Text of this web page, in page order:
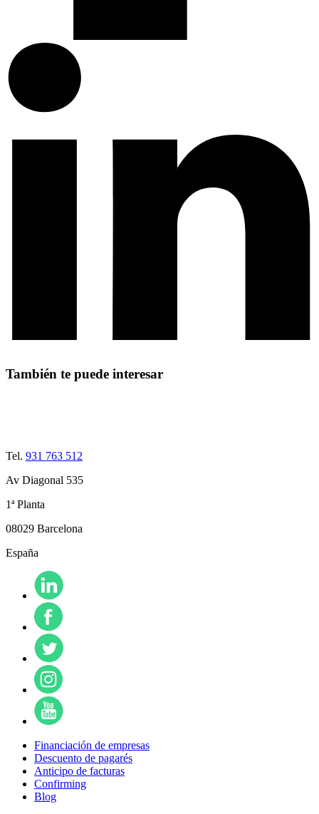
También te puede interesar
Tel. 931 763 512
Av Diagonal 535
1ª Planta
08029 Barcelona
España
Financiación de empresas
Descuento de pagarés
Anticipo de facturas
Confirming
Blog